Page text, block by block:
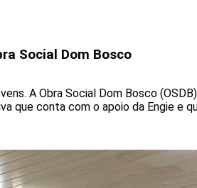
Social Dom Bosco
A Obra Social Dom Bosco
que conta com o apoio da Engie e